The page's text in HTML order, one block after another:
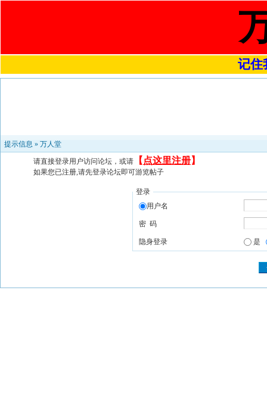
记住
提示信息 » 万人堂
请直接登录用户访问论坛，或请 【 点这里注册】
如果您已注册,请先登录论坛即可游览帖子
登录
用户名
密 码
隐身登录 是